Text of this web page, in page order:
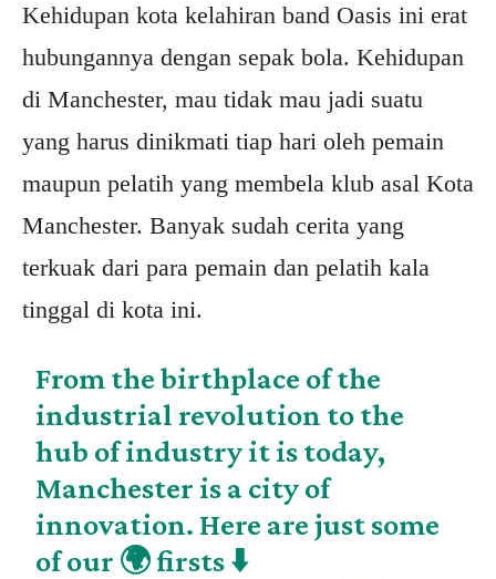
Kehidupan kota kelahiran band Oasis ini erat
hubungannya dengan sepak bola. Kehidupan
di Manchester, mau tidak mau jadi suatu
yang harus dinikmati tiap hari oleh pemain
maupun pelatih yang membela klub asal Kota
Manchester. Banyak sudah cerita yang
terkuak dari para pemain dan pelatih kala
tinggal di kota ini.
From the birthplace of the
industrial revolution to the
hub of industry it is today,
Manchester is a city of
innovation. Here are just some
of our 🌍 firsts ⬇️